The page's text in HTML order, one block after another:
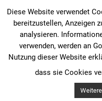
Inhalt
springen
Diese Website verwendet
bereitzustellen, Anzeigen
analysieren.
verwenden, werden an
Nutzung dieser Website
dass sie Cookies